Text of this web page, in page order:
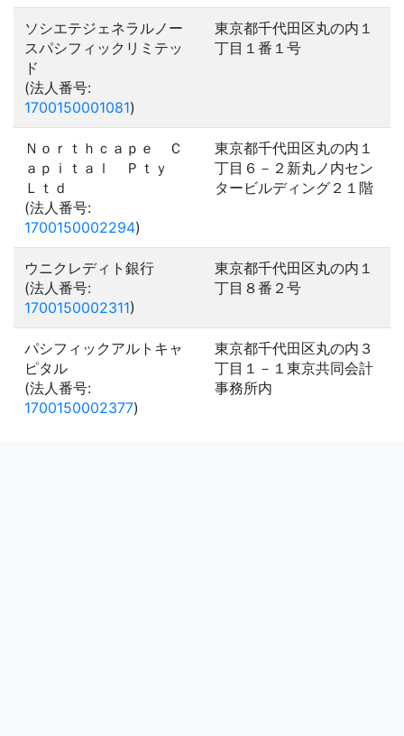
ソシエテジェネラルノー
スパシフィックリミテッ
ド
(法人番号:
1700150001081)
東京都千代田区丸の内１
丁目１番１号
Ｎｏｒｔｈｃａｐｅ Ｃ
ａｐｉｔａｌ Ｐｔｙ
Ｌｔｄ
(法人番号:
1700150002294)
東京都千代田区丸の内１
丁目６－２新丸ノ内セン
タービルディング２１階
ウニクレディト銀行
(法人番号:
1700150002311)
東京都千代田区丸の内１
丁目８番２号
パシフィックアルトキャ
ピタル
(法人番号:
1700150002377)
東京都千代田区丸の内３
丁目１－１東京共同会計
事務所内